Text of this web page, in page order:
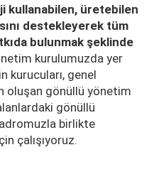
kullanabilen, üretebilen
destekleyerek tüm
bulunmak şeklinde
kurulumuzda yer
kurucuları, genel
oluşan gönüllü yönetim
gönüllü
birlikte
çalışıyoruz.